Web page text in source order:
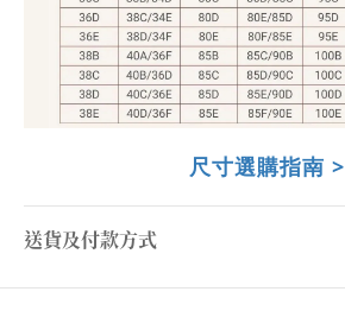
尺寸選購指南 >
送貨及付款方式